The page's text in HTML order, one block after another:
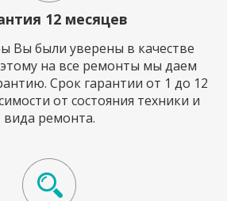
12 месяцев
Вы были уверены в качестве
на все ремонты мы даем
Срок гарантии от 1 до 12
от состояния техники и
вида ремонта.